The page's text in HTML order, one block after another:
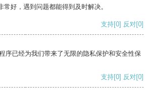
好，遇到问题都能得到及时解决。
支持[0] 反对[0]
序已经为我们带来了无限的隐私保护和安全性保
支持[0] 反对[0]